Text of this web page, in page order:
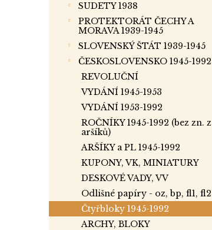
SUDETY 1938
PROTEKTORÁT ČECHY A
MORAVA 1939-1945
SLOVENSKÝ ŠTÁT 1939-1945
ČESKOSLOVENSKO 1945-1992
REVOLUČNÍ
VYDÁNÍ 1945-1953
VYDÁNÍ 1953-1992
ROČNÍKY 1945-1992 (bez zn. z
aršíků)
ARŠÍKY a PL 1945-1992
KUPONY, VK, MINIATURY
DESKOVÉ VADY, VV
Odlišné papíry - oz, bp, fl1, fl2
Čtyřbloky 1945-1992
ARCHY, BLOKY